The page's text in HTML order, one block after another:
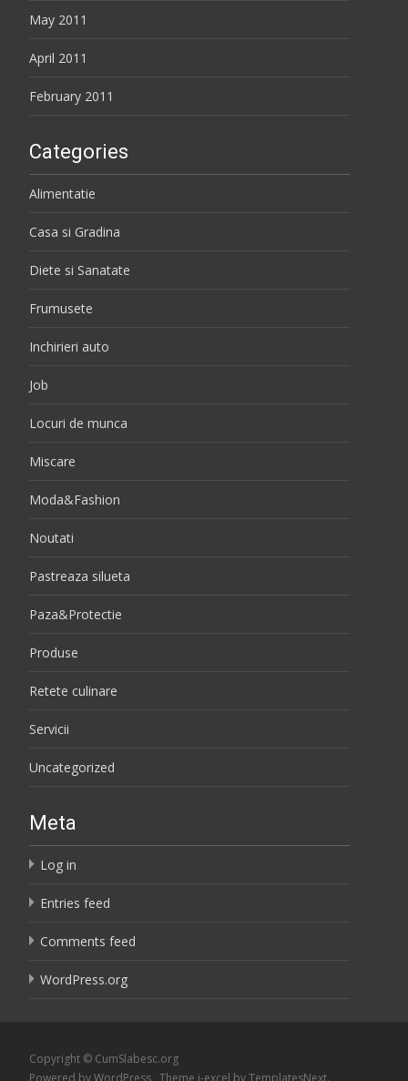
May 2011
April 2011
February 2011
Categories
Alimentatie
Casa si Gradina
Diete si Sanatate
Frumusete
Inchirieri auto
Job
Locuri de munca
Miscare
Moda&Fashion
Noutati
Pastreaza silueta
Paza&Protectie
Produse
Retete culinare
Servicii
Uncategorized
Meta
Log in
Entries feed
Comments feed
WordPress.org
Copyright © CumSlabesc.org
Powered by WordPress , Theme i-excel by TemplatesNext.